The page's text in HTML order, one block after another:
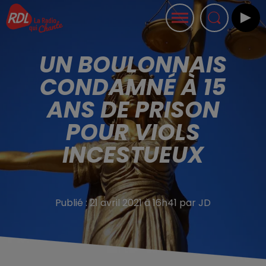
UN BOULONNAIS
CONDAMNÉ À 15
ANS DE PRISON
POUR VIOLS
INCESTUEUX
Publié : 21 avril 2021 à 16h41 par JD